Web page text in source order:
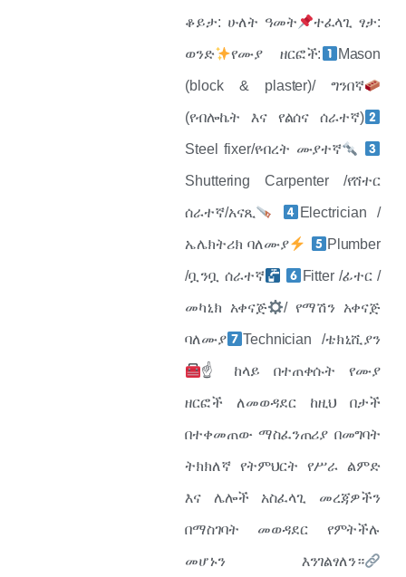
ቆይታ: ሁለት ዓመት ተፈላጊ ፃታ:
ወንድ የሙያ ዘርፎች: Mason
(block & plaster)/ ግንበኛ
(የብሎኬት እና የልሰና ሰራተኛ)
Steel fixer/የብረት ሙያተኛ
Shuttering Carpenter /የሸተር
ሰራተኛ/አናጺ Electrician /
ኤሌክትሪክ ባለሙያ Plumber
/ቧንቧ ሰራተኛ Fitter /ፊተር /
መካኒክ አቀናጅ / የማሽን አቀናጅ
ባለሙያ Technician /ቴክኒሺያን
☝ ከላይ በተጠቀሱት የሙያ
ዘርፎች ለመወዳደር ከዚህ በታች
በተቀመጠው ማስፈንጠሪያ በመግባት
ትክክለኛ የትምህርት የሥራ ልምድ
እና ሌሎች አስፈላጊ መረጃዎችን
በማስገባት መወዳደር የምትችሉ
መሆኑን እንገልፃለን።